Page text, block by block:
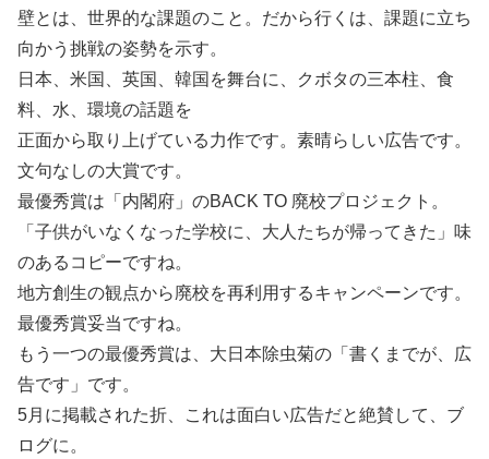
壁とは、世界的な課題のこと。だから行くは、課題に立ち
向かう挑戦の姿勢を示す。
日本、米国、英国、韓国を舞台に、クボタの三本柱、食
料、水、環境の話題を
正面から取り上げている力作です。素晴らしい広告です。
文句なしの大賞です。
最優秀賞は「内閣府」のBACK TO 廃校プロジェクト。
「子供がいなくなった学校に、大人たちが帰ってきた」味
のあるコピーですね。
地方創生の観点から廃校を再利用するキャンペーンです。
最優秀賞妥当ですね。
もう一つの最優秀賞は、大日本除虫菊の「書くまでが、広
告です」です。
5月に掲載された折、これは面白い広告だと絶賛して、ブ
ログに。